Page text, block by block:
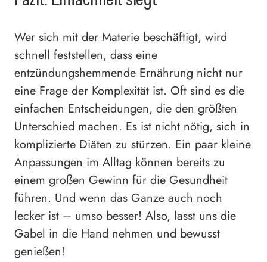
Wer sich mit der Materie beschäftigt, wird
schnell feststellen, dass eine
entzündungshemmende Ernährung nicht nur
eine Frage der Komplexität ist. Oft sind es die
einfachen Entscheidungen, die den größten
Unterschied machen. Es ist nicht nötig, sich in
komplizierte Diäten zu stürzen. Ein paar kleine
Anpassungen im Alltag können bereits zu
einem großen Gewinn für die Gesundheit
führen. Und wenn das Ganze auch noch
lecker ist – umso besser! Also, lasst uns die
Gabel in die Hand nehmen und bewusst
genießen!